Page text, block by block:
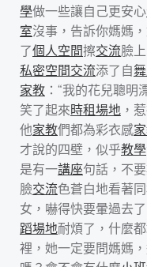
學做一些讓自己更安心
室沒事，告訴你媽媽
了個人空間擦交流臉
私密空間交流添了自
家教 ：“我的花兒聰明
笑了起來時租場地 ，
他家教們都為彩衣感
才說的四壁，似乎教學
是有一講座句話，不
臉交流色蒼白地看著
女，嚇得快要暈過去
蹈場地耐煩了，什麼
裡，她一定要問媽媽